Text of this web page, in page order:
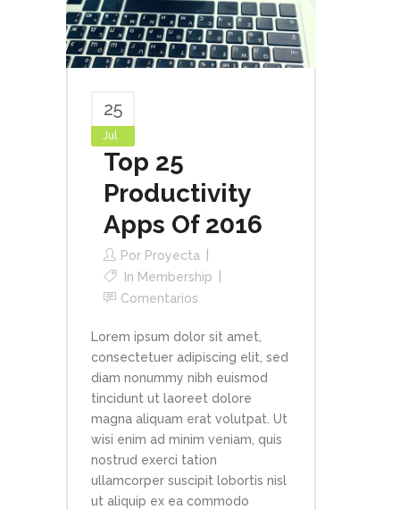
25
Jul
Top 25
Productivity
Apps Of 2016
Por Proyecta
In Membership
Comentarios
Lorem ipsum dolor sit amet,
consectetuer adipiscing elit, sed
diam nonummy nibh euismod
tincidunt ut laoreet dolore
magna aliquam erat volutpat. Ut
wisi enim ad minim veniam, quis
nostrud exerci tation
ullamcorper suscipit lobortis nisl
ut aliquip ex ea commodo